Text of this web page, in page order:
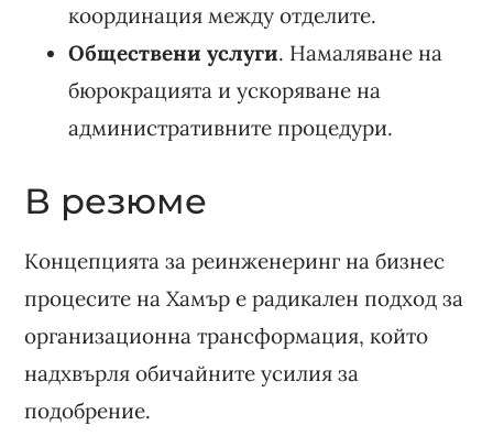
координация между отделите.
Обществени услуги. Намаляване на
бюрокрацията и ускоряване на
административните процедури.
В резюме
Концепцията за реинженеринг на бизнес
процесите на Хамър е радикален подход за
организационна трансформация, който
надхвърля обичайните усилия за
подобрение.